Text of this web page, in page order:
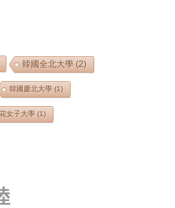
韓國全北大學 (2)
韓國慶北大學 (1)
女子大學 (1)